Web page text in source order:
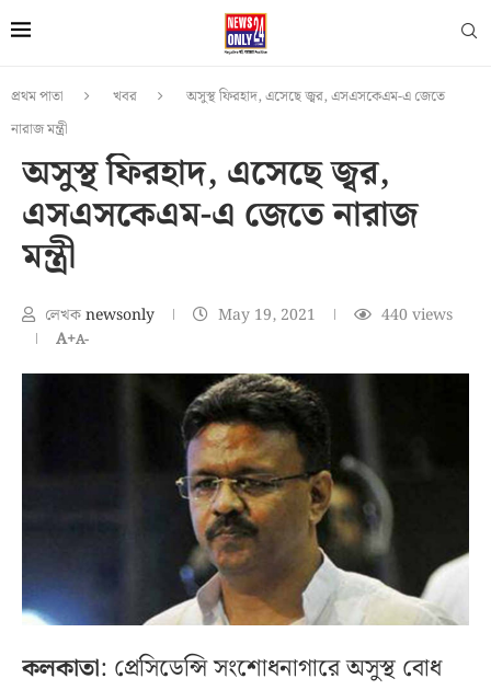
প্রথম পাতা খবর
অসুস্থ ফিরহাদ, এসেছে জ্বর, এসএসকেএম-এ জেতে
নারাজ মন্ত্রী
অসুস্থ ফিরহাদ, এসেছে জ্বর,
এসএসকেএম-এ জেতে নারাজ
মন্ত্রী
লেখকnewsonly May 19, 2021 440 views
A+A-
কলকাতা: প্রেসিডেন্সি সংশোধনাগারে অসুস্থ বোধ